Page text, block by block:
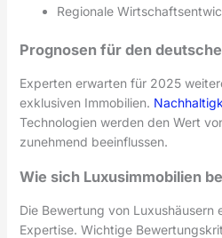
Regionale
Prognosen für den
Experten erwarten für 2025
exklusiven Immobilien.
Technologien werden den Wert
zunehmend beeinflussen.
Wie sich Luxusimmobilien
Die Bewertung von Luxushäusern
Expertise. Wichtige